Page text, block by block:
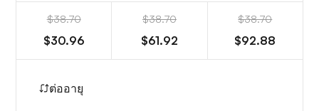
$38.70
$30.96
$38.70
$61.92
$38.70
$92.88
ต่ออายุ